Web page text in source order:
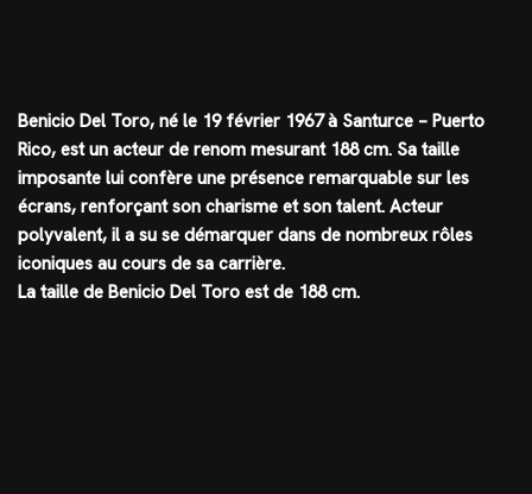
Benicio Del Toro, né le 19 février 1967 à Santurce – Puerto
Rico, est un acteur de renom mesurant 188 cm. Sa taille
imposante lui confère une présence remarquable sur les
écrans, renforçant son charisme et son talent. Acteur
polyvalent, il a su se démarquer dans de nombreux rôles
iconiques au cours de sa carrière.
La taille de Benicio Del Toro est de 188 cm.